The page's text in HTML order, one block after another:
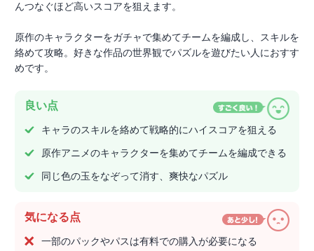
んつなぐほど高いスコアを狙えます。
原作のキャラクターをガチャで集めてチームを編成し、スキルを
絡めて攻略。好きな作品の世界観でパズルを遊びたい人におすす
めです。
良い点
キャラのスキルを絡めて戦略的にハイスコアを狙える
原作アニメのキャラクターを集めてチームを編成できる
同じ色の玉をなぞって消す、爽快なパズル
気になる点
一部のパックやパスは有料での購入が必要になる